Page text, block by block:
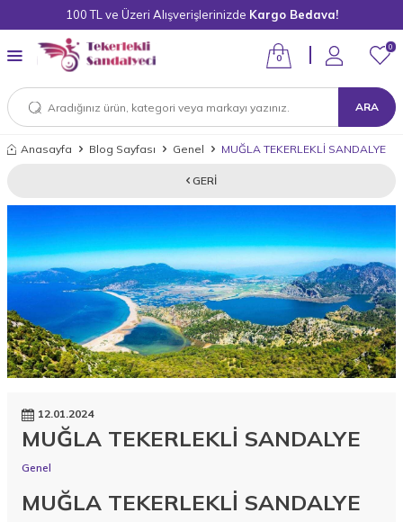
100 TL ve Üzeri Alışverişlerinizde Kargo Bedava!
ARA
0
0
Anasayfa Blog Sayfası Genel MUĞLA TEKERLEKLİ SANDALYE
GERI
12.01.2024
MUĞLA TEKERLEKLİ SANDALYE
Genel
MUĞLA TEKERLEKLİ SANDALYE